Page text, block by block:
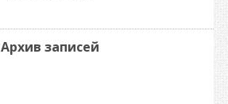
Архив записей